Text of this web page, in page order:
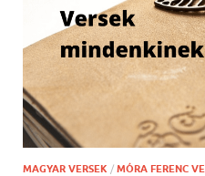
MAGYAR VERSEK / MÓRA FERENC